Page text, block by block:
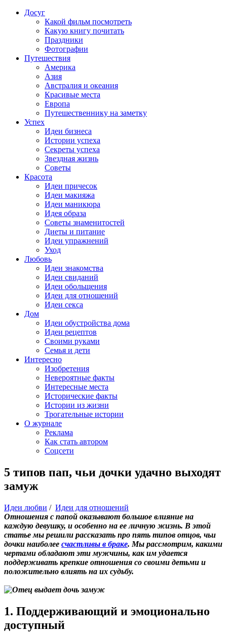
Досуг
Какой фильм посмотреть
Какую книгу почитать
Праздники
Фотографии
Путешествия
Америка
Азия
Австралия и океания
Красивые места
Европа
Путешественнику на заметку
Успех
Идеи бизнеса
Истории успеха
Секреты успеха
Звездная жизнь
Советы
Красота
Идеи причесок
Идеи макияжа
Идеи маникюра
Идея образа
Советы знаменитостей
Диеты и питание
Идеи упражнений
Уход
Любовь
Идеи знакомства
Идеи свиданий
Идеи обольщения
Идеи для отношений
Идеи секса
Дом
Идеи обустройства дома
Идеи рецептов
Своими руками
Семья и дети
Интересно
Изобретения
Невероятные факты
Интересные места
Исторические факты
Истории из жизни
Трогательные истории
О журнале
Реклама
Как стать автором
Соцсети
5 типов пап, чьи дочки удачно выходят
замуж
Идеи любви / Идеи для отношений
Отношения с папой оказывают большое влияние на
каждую девушку, и особенно на ее личную жизнь. В этой
статье мы решили рассказать про пять типов отцов, чьи
дочки наиболее счастливы в браке. Мы рассмотрим, какими
чертами обладают эти мужчины, как им удается
поддерживать крепкие отношения со своими детьми и
положительно влиять на их судьбу.
1. Поддерживающий и эмоционально
доступный